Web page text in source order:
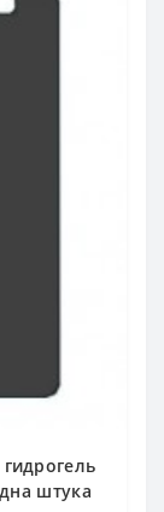
штука